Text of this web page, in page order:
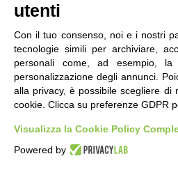
contatti | qualità accessibilità |
IRES Piemonte - Istituto
Sociali del Piemonte
Via Nizza 18, 10125
P.Iva 04328830015
© 2018 All Rights Reserved
utenti
Con il tuo consenso, noi e i nostri
tecnologie simili per archiviare,
personali come, ad esempio,
personalizzazione degli annunci.
alla privacy, è possibile scegliere di
cookie. Clicca su preferenze GDPR
Visualizza la Cookie Policy
Powered by